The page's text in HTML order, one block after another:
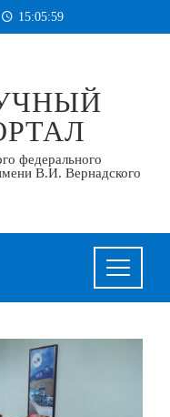
15:06:00
федерального
В.И. Вернадского